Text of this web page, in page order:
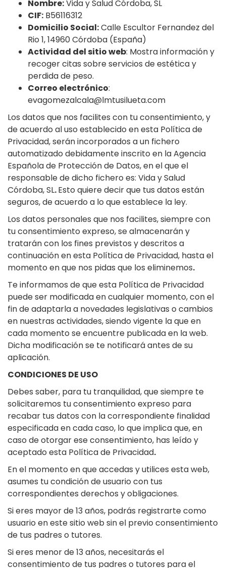
Nombre:Vida y Salud Córdoba, SL
CIF: B56116312
Domicilio Social:Calle Escultor Fernandez del
Rio 1, 14960 Córdoba (España)
Actividad del sitio web: Mostra información y
recoger citas sobre servicios de estética y
perdida de peso.
Correo electrónico:
evagomezalcala@lmtusilueta.com
Los datos que nos facilites con tu consentimiento, y
de acuerdo al uso establecido en esta Política de
Privacidad, serán incorporados a un fichero
automatizado debidamente inscrito en la Agencia
Española de Protección de Datos, en el que el
responsable de dicho fichero es: Vida y Salud
Córdoba, SL.Esto quiere decir que tus datos están
seguros, de acuerdo a lo que establece la ley.
Los datos personales que nos facilites, siempre con
tu consentimiento expreso, se almacenarán y
tratarán con los fines previstos y descritos a
continuación en esta Política de Privacidad, hasta el
momento en que nos pidas que los eliminemos.
Te informamos de que esta Política de Privacidad
puede ser modificada en cualquier momento, con el
fin de adaptarla a novedades legislativas o cambios
en nuestras actividades, siendo vigente la que en
cada momento se encuentre publicada en la web.
Dicha modificación se te notificará antes de su
aplicación.
CONDICIONES DE USO
Debes saber, para tu tranquilidad, que siempre te
solicitaremos tu consentimiento expreso para
recabar tus datos con la correspondiente finalidad
especificada en cada caso, lo que implica que, en
caso de otorgar ese consentimiento, has leído y
aceptado esta Política de Privacidad.
En el momento en que accedas y utilices esta web,
asumes tu condición de usuario con tus
correspondientes derechos y obligaciones.
Si eres mayor de 13 años, podrás registrarte como
usuario en este sitio web sin el previo consentimiento
de tus padres o tutores.
Si eres menor de 13 años, necesitarás el
consentimiento de tus padres o tutores para el